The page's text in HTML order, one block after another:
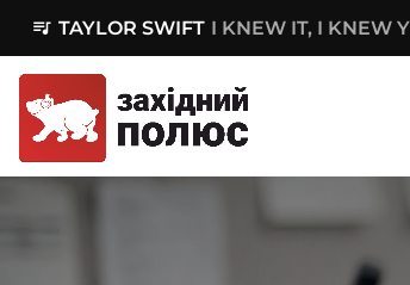
queue_music TAYLOR SWIFT I KNEW IT, I KNEW